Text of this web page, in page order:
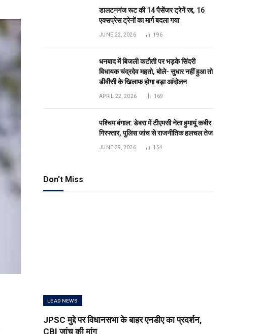
डालटनगंज रूट की 14 पैसेंजर ट्रेनें रद्द, 16
एक्सप्रेस ट्रेनों का मार्ग बदला गया
JUNE 22, 2026 196
धनबाद में बिजली कटौती पर भड़के सिंदरी
विधायक चंद्रदेव महतो, बोले- सुधार नहीं हुआ तो
डीवीसी के खिलाफ होगा बड़ा आंदोलन
APRIL 22, 2026 169
पश्चिम बंगाल: डेबरा में टीएमसी नेता हुमायूं कबीर
गिरफ्तार, पुलिस जांच से राजनीतिक हलचल तेज
JUNE 29, 2026 154
Don't Miss
LEAD NEWS
JPSC मुद्दे पर विधानसभा के बाहर एनडीए का प्रदर्शन,
CBI जांच की मांग